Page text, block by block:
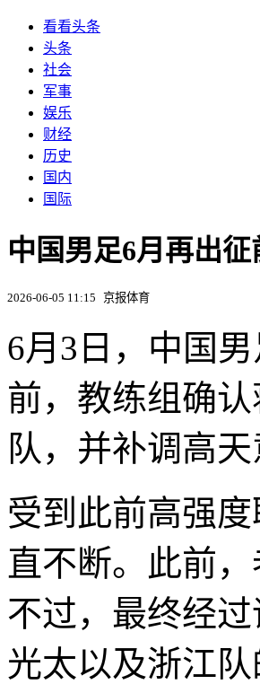
看看头条
头条
社会
军事
娱乐
财经
历史
国内
国际
中国男足6月再出
2026-06-05 11:15 京报体育
6月3日，中国
前，教练组确
队，并补调高天
受到此前高强
直不断。此前
不过，最终经
光太以及浙江